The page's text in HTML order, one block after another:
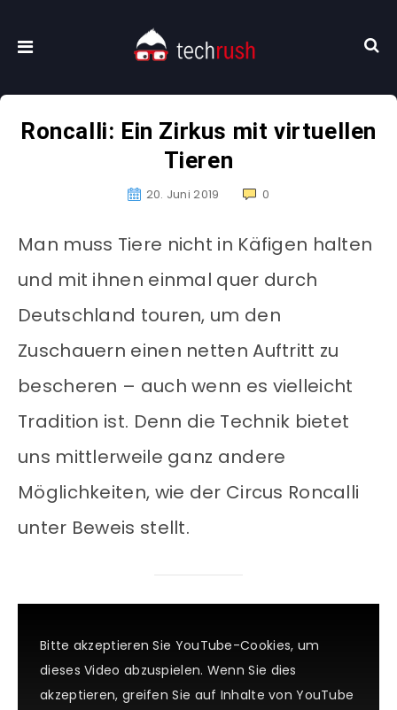
Roncalli: Ein Zirkus mit virtuellen
Tieren
20. Juni 2019 0
Man muss Tiere nicht in Käfigen halten
und mit ihnen einmal quer durch
Deutschland touren, um den
Zuschauern einen netten Auftritt zu
bescheren – auch wenn es vielleicht
Tradition ist. Denn die Technik bietet
uns mittlerweile ganz andere
Möglichkeiten, wie der Circus Roncalli
unter Beweis stellt.
Bitte akzeptieren Sie YouTube-Cookies, um
dieses Video abzuspielen. Wenn Sie dies
akzeptieren, greifen Sie auf Inhalte von YouTube